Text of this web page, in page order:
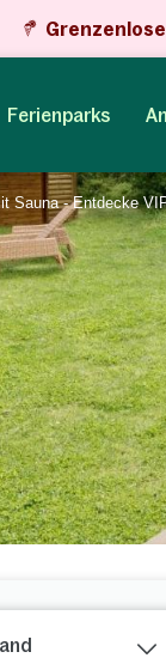
Ferienparks
Sauna - Entdecke